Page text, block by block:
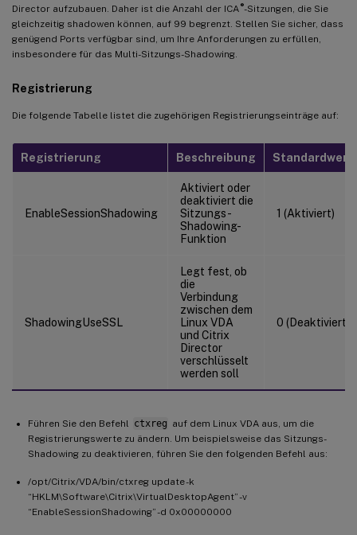
Director aufzubauen. Daher ist die Anzahl der ICA ®-Sitzungen, die Sie
gleichzeitig shadowen können, auf 99 begrenzt. Stellen Sie sicher, dass
genügend Ports verfügbar sind, um Ihre Anforderungen zu erfüllen,
insbesondere für das Multi-Sitzungs-Shadowing.
Registrierung
Die folgende Tabelle listet die zugehörigen Registrierungseinträge auf:
Registrierung Beschreibung Standardwert
EnableSessionShadowing
Aktiviert oder
deaktiviert die
Sitzungs-
Shadowing-
Funktion
1 (Aktiviert)
ShadowingUseSSL
Legt fest, ob
die
Verbindung
zwischen dem
Linux VDA
und Citrix
Director
verschlüsselt
werden soll
0 (Deaktiviert)
Führen Sie den Befehl ctxreg auf dem Linux VDA aus, um die
Registrierungswerte zu ändern. Um beispielsweise das Sitzungs-
Shadowing zu deaktivieren, führen Sie den folgenden Befehl aus:
/opt/Citrix/VDA/bin/ctxreg update -k
“HKLM\Software\Citrix\VirtualDesktopAgent” -v
“EnableSessionShadowing” -d 0x00000000